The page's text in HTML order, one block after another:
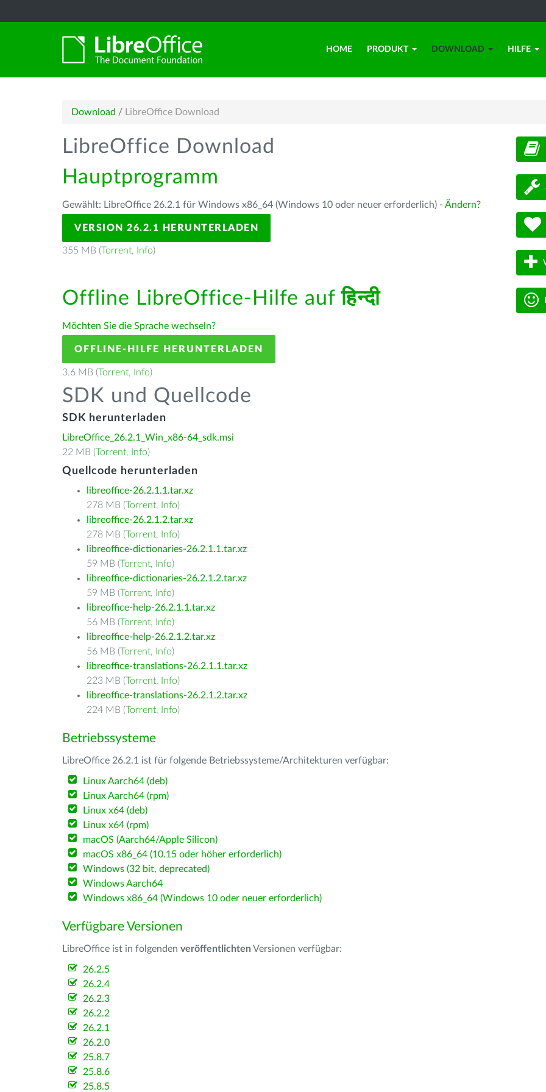
HOME PRODUKT DOWNLOAD HILFE
Download / LibreOffice Download
LibreOffice Download
Hauptprogramm
Gewählt: LibreOffice 26.2.1 für Windows x86_64 (Windows 10 oder neuer erforderlich) - Ändern?
VERSION 26.2.1 HERUNTERLADEN
355 MB (Torrent, Info)
Offline LibreOffice-Hilfe aufहिन्दी
Möchten Sie die Sprache wechseln?
OFFLINE-HILFE HERUNTERLADEN
3.6 MB (Torrent, Info)
SDK und Quellcode
SDK herunterladen
LibreOffice_26.2.1_Win_x86-64_sdk.msi
22 MB (Torrent, Info)
Quellcode herunterladen
libreoffice-26.2.1.1.tar.xz
278 MB (Torrent, Info)
libreoffice-26.2.1.2.tar.xz
278 MB (Torrent, Info)
libreoffice-dictionaries-26.2.1.1.tar.xz
59 MB (Torrent, Info)
libreoffice-dictionaries-26.2.1.2.tar.xz
59 MB (Torrent, Info)
libreoffice-help-26.2.1.1.tar.xz
56 MB (Torrent, Info)
libreoffice-help-26.2.1.2.tar.xz
56 MB (Torrent, Info)
libreoffice-translations-26.2.1.1.tar.xz
223 MB (Torrent, Info)
libreoffice-translations-26.2.1.2.tar.xz
224 MB (Torrent, Info)
Betriebssysteme
LibreOffice 26.2.1 ist für folgende Betriebssysteme/Architekturen verfügbar:
Linux Aarch64 (deb)
Linux Aarch64 (rpm)
Linux x64 (deb)
Linux x64 (rpm)
macOS (Aarch64/Apple Silicon)
macOS x86_64 (10.15 oder höher erforderlich)
Windows (32 bit, deprecated)
Windows Aarch64
Windows x86_64 (Windows 10 oder neuer erforderlich)
Verfügbare Versionen
LibreOffice ist in folgenden veröffentlichten Versionen verfügbar:
26.2.5
26.2.4
26.2.3
26.2.2
26.2.1
26.2.0
25.8.7
25.8.6
25.8.5